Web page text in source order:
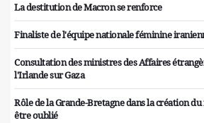
La destitution de Macron se renforce
Finaliste de l'équipe nationale féminine
Consultation des ministres des Affaires
l'Irlande sur Gaza
Rôle de la Grande-Bretagne dans la création
être oublié